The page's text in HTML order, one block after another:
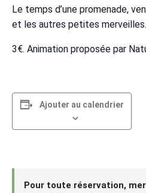
Le temps d’une promenade,
et les autres petites
3€. Animation proposée par
Ajouter au calendrier
Pour toute réservation,